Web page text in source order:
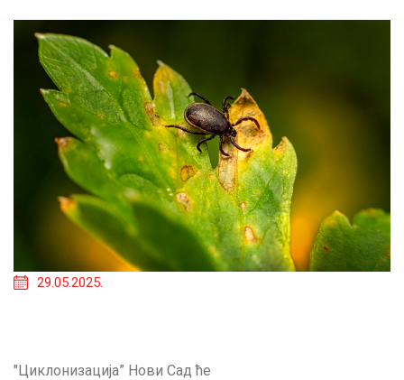
29.05.2025.
"Циклонизација” Нови Сад ће